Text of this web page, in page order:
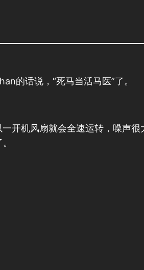
的话说，“死马当活马医”了。
开机风扇就会全速运转，噪声很